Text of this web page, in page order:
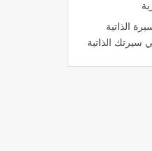
الذاتية
سيرتك الذاتية